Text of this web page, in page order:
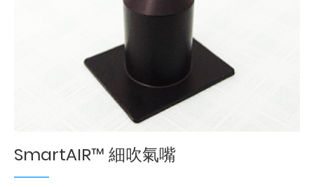
SmartAIR™ 細吹氣嘴